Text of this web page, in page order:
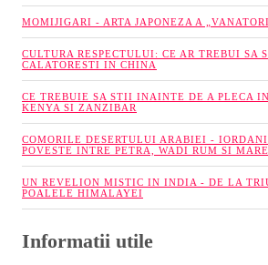
MOMIJIGARI - ARTA JAPONEZA A
CULTURA RESPECTULUI: CE AR TREBUI SA
CALATORESTI IN CHINA
CE TREBUIE SA STII INAINTE DE A PLECA
KENYA SI ZANZIBAR
COMORILE DESERTULUI ARABIEI -
POVESTE INTRE PETRA, WADI RUM SI
UN REVELION MISTIC IN INDIA - DE LA
POALELE HIMALAYEI
Informatii utile